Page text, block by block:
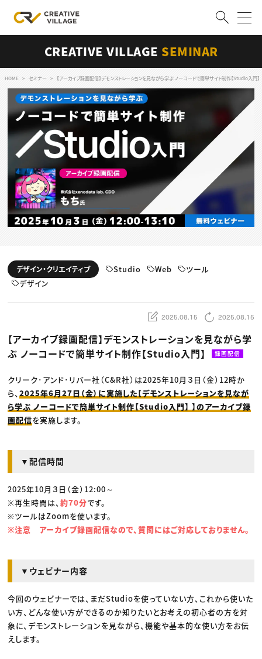
ログイン 会員登録
RECRUIT
クリエイター求人を探す
CREATIVE JOB求人検索
特集求人
採用説明会
転職支援サービス
CONTENTS
スキルアップしたい！
動画配信・映像制作
編集・ライティング
マーケティング
業界解説・キャリア事情
TOP Creator’s コラム トップ
Webクリエイター
アプリクリエイター
映像クリエイター
C＆R Magazine
セミナー
ニュース・トレンド
Web
映像
ゲーム・エンタメ
出版
CREATIVE VILLAGEからのお知らせ
プロフェッショナル×つながる×メディア
CREATIVE VILLAGE SEMINAR
HOME セミナー 【アーカイブ録画配信】デモンストレーションを見ながら学ぶ ノーコードで簡単サイト制作【Studio入門】
デザイン・クリエイティブ Studio Web
ツール
デザイン
2025.08.15 2025.08.15
【アーカイブ録画配信】デモンストレーションを見ながら学
ぶ ノーコードで簡単サイト制作【Studio入門】
録画配信
クリーク･アンド･リバー社（C&R社）は2025年10月３日（金）12時か
ら、2025年6月27日（金）に実施した【デモンストレーションを見なが
ら学ぶ ノーコードで簡単サイト制作【Studio入門】 】のアーカイブ録
画配信を実施します。
▼配信時間
2025年10月３日（金）12:00～
※再生時間は、約70分です。
※ツールはZoomを使います。
※注意 アーカイブ録画配信なので、質問にはご対応しておりません。
▼ウェビナー内容
今回のウェビナーでは、まだStudioを使っていない方、これから使いた
い方、どんな使い方ができるのか知りたいとお考えの初心者の方を対
象に、デモンストレーションを見ながら、機能や基本的な使い方をお伝
えします。